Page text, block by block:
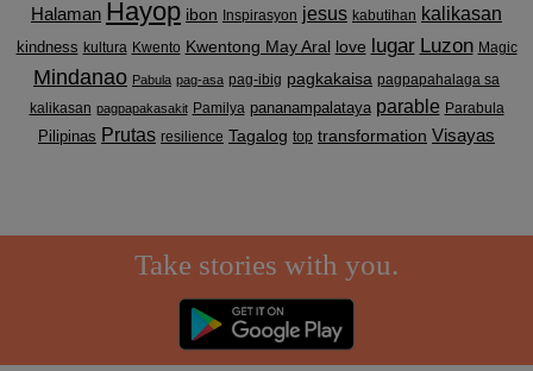
Halaman Hayop ibon Inspirasyon jesus kabutihan kalikasan
kindness kultura Kwento Kwentong May Aral love lugar Luzon Magic
Mindanao Pabula pag-asa pag-ibig pagkakaisa pagpapahalaga sa
kalikasan pagpapakasakit Pamilya pananampalataya parable Parabula
Pilipinas Prutas resilience Tagalog top transformation Visayas
Take stories with you.